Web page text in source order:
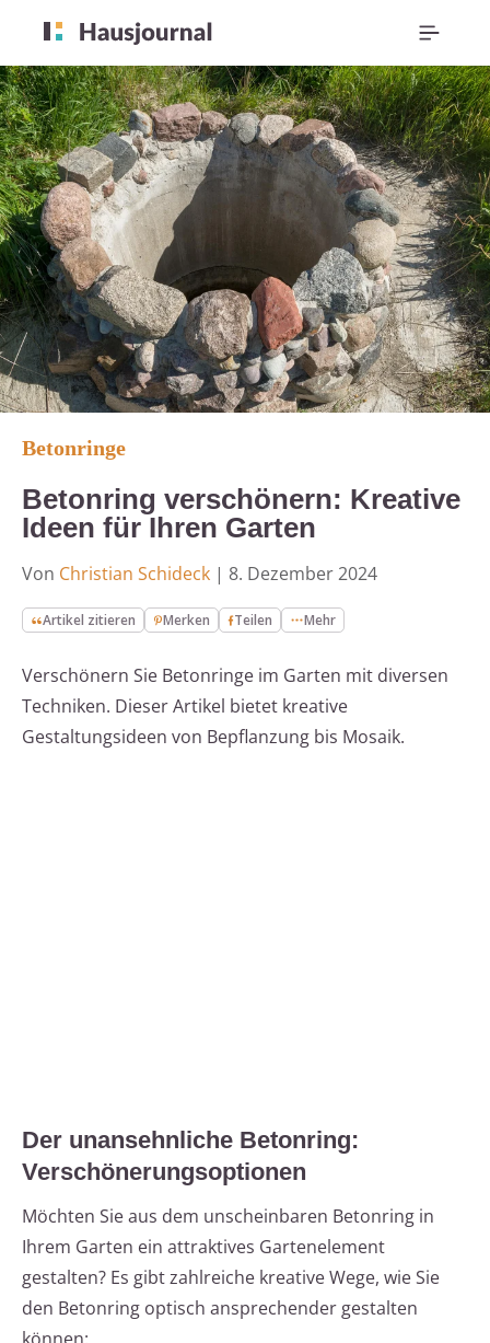
Betonringe
Betonring verschönern: Kreative
Ideen für Ihren Garten
Von Christian Schideck | 8. Dezember 2024
Artikel zitieren Merken Teilen Mehr
Verschönern Sie Betonringe im Garten mit diversen
Techniken. Dieser Artikel bietet kreative
Gestaltungsideen von Bepflanzung bis Mosaik.
Der unansehnliche Betonring:
Verschönerungsoptionen
Möchten Sie aus dem unscheinbaren Betonring in
Ihrem Garten ein attraktives Gartenelement
gestalten? Es gibt zahlreiche kreative Wege, wie Sie
den Betonring optisch ansprechender gestalten